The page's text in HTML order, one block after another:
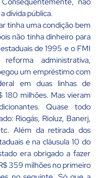
dívida pública.
tinha uma condição bem
não tinha dinheiro para
de 1995 e o FMI
administrativa,
um empréstimo com
em duas linhas de
180 milhões. Mas vieram
Quase todo
Riogás, Rioluz, Banerj,
Além da retirada dos
e na cláusula 10 do
era obrigado a fazer
359 milhões no primeiro